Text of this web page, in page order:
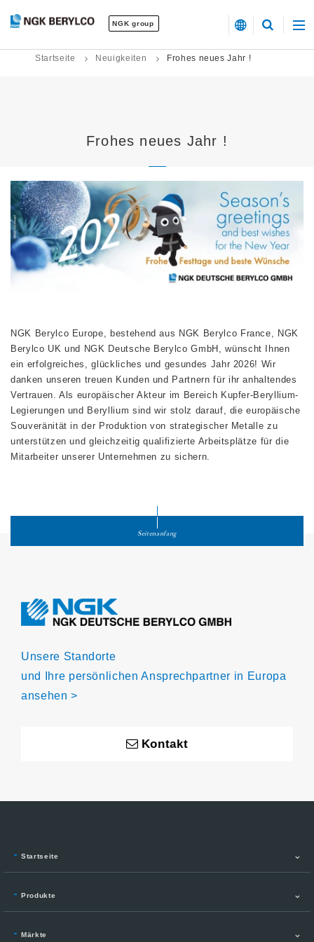
NGK group
Startseite Neuigkeiten Frohes neues Jahr !
Frohes neues Jahr !
NGK Berylco Europe, bestehend aus NGK Berylco France, NGK
Berylco UK und NGK Deutsche Berylco GmbH, wünscht Ihnen
ein erfolgreiches, glückliches und gesundes Jahr 2026! Wir
danken unseren treuen Kunden und Partnern für ihr anhaltendes
Vertrauen. Als europäischer Akteur im Bereich Kupfer-Beryllium-
Legierungen und Beryllium sind wir stolz darauf, die europäische
Souveränität in der Produktion von strategischer Metalle zu
unterstützen und gleichzeitig qualifizierte Arbeitsplätze für die
Mitarbeiter unserer Unternehmen zu sichern.
Seitenanfang
Unsere Standorte
und Ihre persönlichen Ansprechpartner in Europa
ansehen >
Kontakt
Startseite
Produkte
Märkte